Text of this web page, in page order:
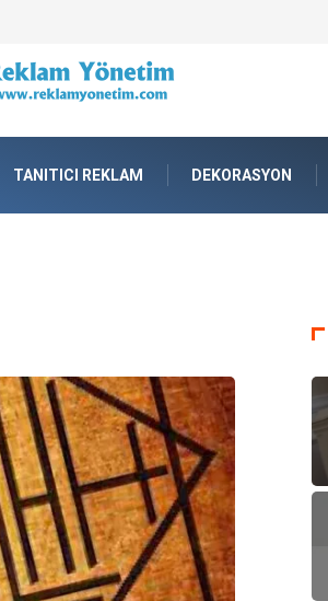
Verimli Stok Yönetimi
TANITICI REKLAM DEKORASYON